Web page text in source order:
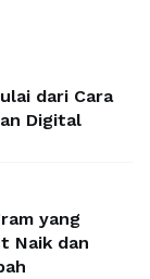
dari Cara
Digital
yang
Naik dan